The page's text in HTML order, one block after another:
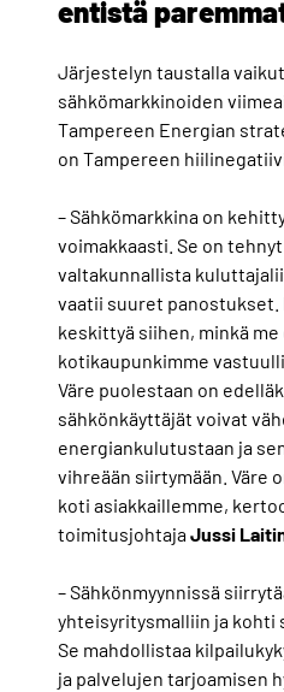
entistä
Järjestelyn taustalla
sähkömarkkinoiden
Tampereen Energian
on Tampereen
– Sähkömarkkina on
voimakkaasti. Se on
valtakunnallista
vaatii suuret panostukset.
keskittyä siihen, minkä
kotikaupunkimme
Väre puolestaan on
sähkönkäyttäjät voivat
energiankulutustaan ja
vihreään siirtymään. Väre
koti asiakkaillemme,
toimitusjohtajaJussi
– Sähkönmyynnissä
yhteisyritysmalliin ja kohti
Se mahdollistaa
ja palvelujen tarjoamisen